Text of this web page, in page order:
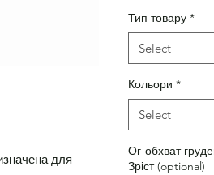
для
Тип товару *
Select
Кольори *
Select
Ог-обхват
Зріст (optional)